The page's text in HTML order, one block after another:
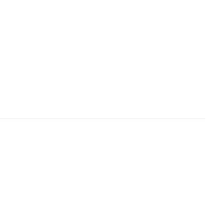
Kørecomputer, Parkeringssensor bag,
Lysassistent, Adaptiv fartpilot, Armlæn, Digitalt
Højdejusterbart førersæde, Læderrat,